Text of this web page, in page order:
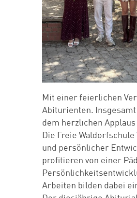
Mit einer feierlichen
Abiturienten.
dem herzlichen
Die Freie
und persönlicher
profitieren von einer
Arbeiten bilden dabei